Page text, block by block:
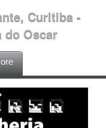
Curitiba -
do Oscar